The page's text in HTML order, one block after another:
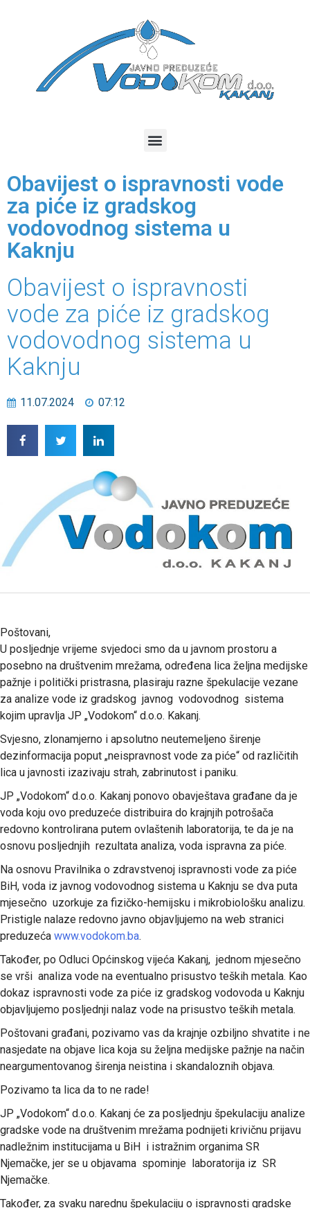
Obavijest o ispravnosti vode
za piće iz gradskog
vodovodnog sistema u
Kaknju
Obavijest o ispravnosti
vode za piće iz gradskog
vodovodnog sistema u
Kaknju
11.07.2024 07:12
Poštovani,
U posljednje vrijeme svjedoci smo da u javnom prostoru a
posebno na društvenim mrežama, određena lica željna medijske
pažnje i politički pristrasna, plasiraju razne špekulacije vezane
za analize vode iz gradskog javnog vodovodnog sistema
kojim upravlja JP „Vodokom“ d.o.o. Kakanj.
Svjesno, zlonamjerno i apsolutno neutemeljeno širenje
dezinformacija poput „neispravnost vode za piće“ od različitih
lica u javnosti izazivaju strah, zabrinutost i paniku.
JP „Vodokom“ d.o.o. Kakanj ponovo obavještava građane da je
voda koju ovo preduzeće distribuira do krajnjih potrošača
redovno kontrolirana putem ovlaštenih laboratorija, te da je na
osnovu posljednjih rezultata analiza, voda ispravna za piće.
Na osnovu Pravilnika o zdravstvenoj ispravnosti vode za piće
BiH, voda iz javnog vodovodnog sistema u Kaknju se dva puta
mjesečno uzorkuje za fizičko-hemijsku i mikrobiološku analizu.
Pristigle nalaze redovno javno objavljujemo na web stranici
preduzeća www.vodokom.ba.
Također, po Odluci Općinskog vijeća Kakanj, jednom mjesečno
se vrši analiza vode na eventualno prisustvo teških metala. Kao
dokaz ispravnosti vode za piće iz gradskog vodovoda u Kaknju
objavljujemo posljednji nalaz vode na prisustvo teških metala.
Poštovani građani, pozivamo vas da krajnje ozbiljno shvatite i ne
nasjedate na objave lica koja su željna medijske pažnje na način
neargumentovanog širenja neistina i skandaloznih objava.
Pozivamo ta lica da to ne rade!
JP „Vodokom“ d.o.o. Kakanj će za posljednju špekulaciju analize
gradske vode na društvenim mrežama podnijeti krivičnu prijavu
nadležnim institucijama u BiH i istražnim organima SR
Njemačke, jer se u objavama spominje laboratorija iz SR
Njemačke.
Također, za svaku narednu špekulaciju o ispravnosti gradske